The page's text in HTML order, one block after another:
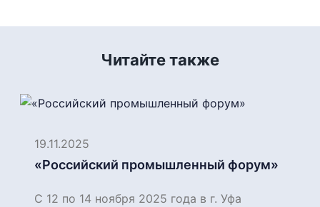
Читайте также
19.11.2025
«Российский промышленный форум»
С 12 по 14 ноября 2025 года в г. Уфа